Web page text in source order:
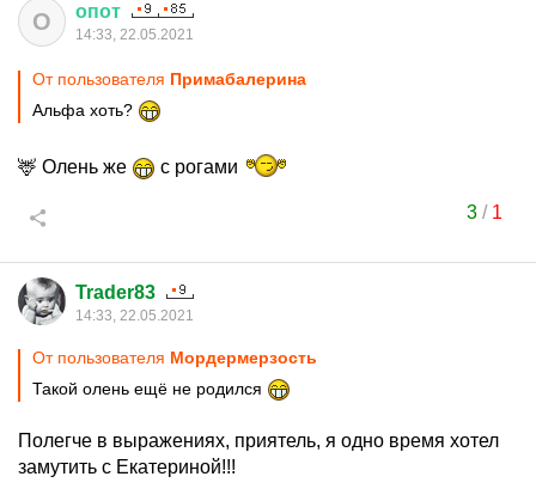
О опот
14:33, 22.05.2021
От пользователя Примaбaлерина
Альфа хоть?
🦌 Олень же с рогами
3/ 1
Trader83
14:33, 22.05.2021
От пользователя Мордермерзость
Такой олень ещё не родился
Полегче в выражениях, приятель, я одно время хотел
замутить с Екатериной!!!